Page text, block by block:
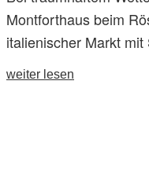
Montforthaus beim
italienischer Markt
weiter lesen